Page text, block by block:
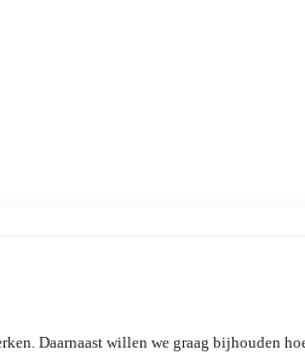
Daarnaast willen we graag bijhouden